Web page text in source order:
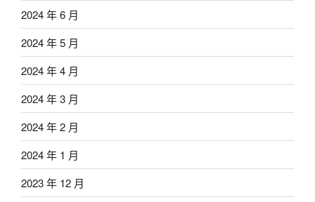
2024 年 6 月
2024 年 5 月
2024 年 4 月
2024 年 3 月
2024 年 2 月
2024 年 1 月
2023 年 12 月